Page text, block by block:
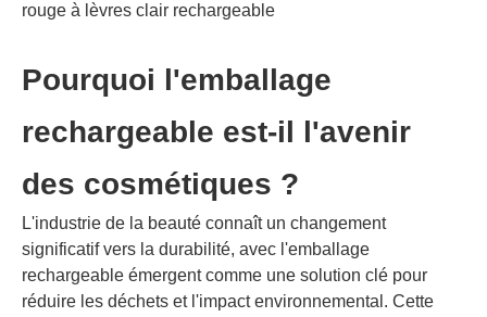
rouge à lèvres clair rechargeable
Pourquoi l'emballage
rechargeable est-il l'avenir
des cosmétiques ?
L'industrie de la beauté connaît un changement
significatif vers la durabilité, avec l'emballage
rechargeable émergent comme une solution clé pour
réduire les déchets et l'impact environnemental. Cette